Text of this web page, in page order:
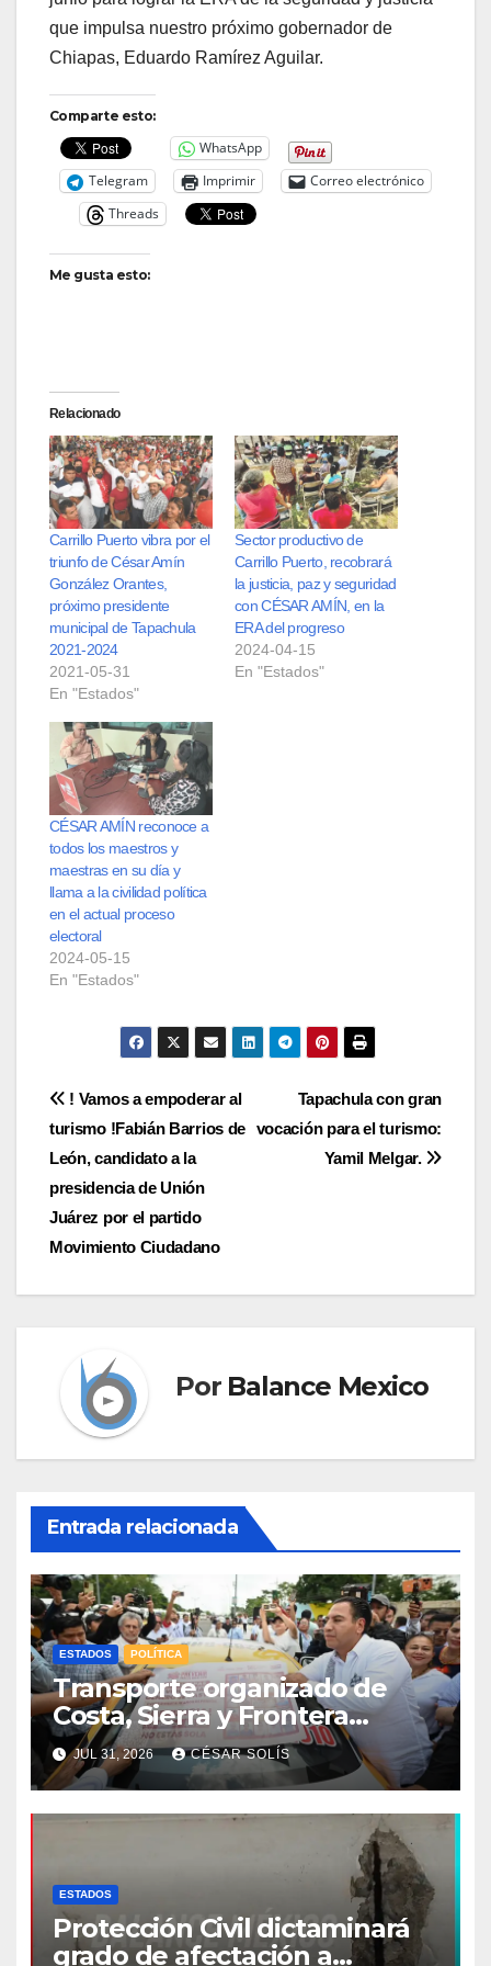
que impulsa nuestro próximo gobernador de
Chiapas, Eduardo Ramírez Aguilar.
Comparte esto:
WhatsApp
Telegram
Imprimir
Correo electrónico
Threads
Me gusta esto:
Relacionado
Carrillo Puerto vibra por el
triunfo de César Amín
González Orantes,
próximo presidente
municipal de Tapachula
2021-2024
2021-05-31
En "Estados"
Sector productivo de
Carrillo Puerto, recobrará
la justicia, paz y seguridad
con CÉSAR AMÍN, en la
ERA del progreso
2024-04-15
En "Estados"
CÉSAR AMÍN reconoce a
todos los maestros y
maestras en su día y
llama a la civilidad política
en el actual proceso
electoral
2024-05-15
En "Estados"
Navegación
de
entradas
Tapachula con gran
vocación para el turismo:
Yamil Melgar.
! Vamos a empoderar al
turismo !Fabián Barrios de
León, candidato a la
presidencia de Unión
Juárez por el partido
Movimiento Ciudadano
Por Balance Mexico
Entrada relacionada
ESTADOS POLÍTICA
Transporte organizado de
Costa, Sierra y Frontera
asume compromiso estatal
de la estrategia de respeto a
la mujer
JUL 31, 2026 CÉSAR SOLÍS
ESTADOS
Protección Civil dictaminará
grado de afectación a